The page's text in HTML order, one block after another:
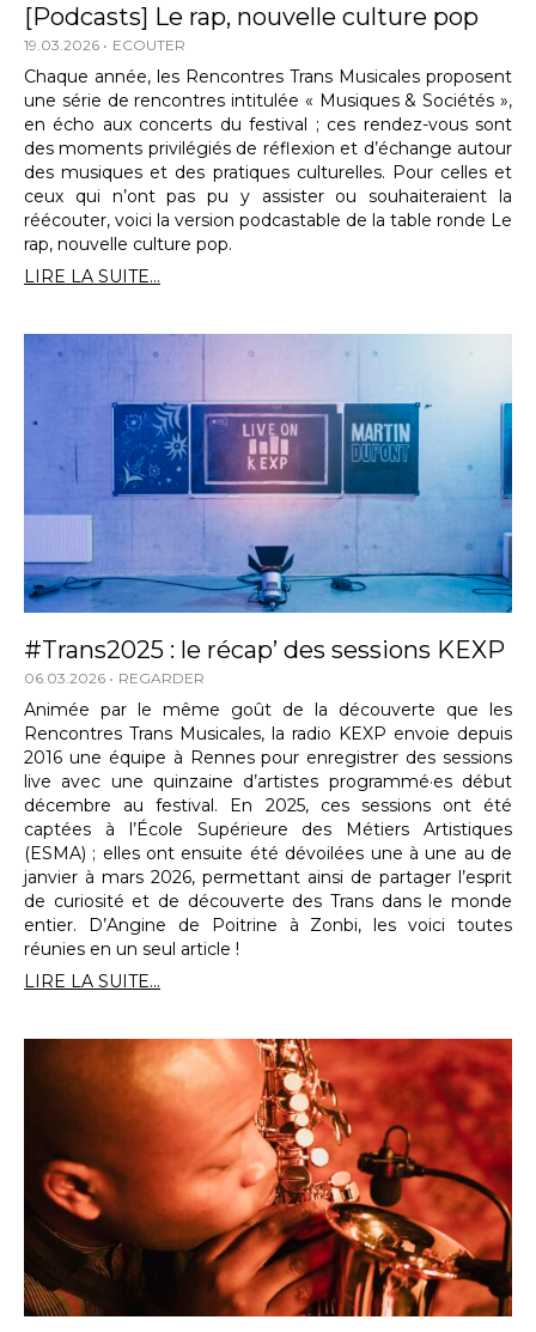
[Podcasts] Le rap, nouvelle culture pop
19.03.2026 ECOUTER
Chaque année, les Rencontres Trans Musicales proposent
une série de rencontres intitulée « Musiques & Sociétés »,
en écho aux concerts du festival ; ces rendez-vous sont
des moments privilégiés de réflexion et d’échange autour
des musiques et des pratiques culturelles. Pour celles et
ceux qui n’ont pas pu y assister ou souhaiteraient la
réécouter, voici la version podcastable de la table ronde Le
rap, nouvelle culture pop.
LIRE LA SUITE...
#Trans2025 : le récap’ des sessions KEXP
06.03.2026 REGARDER
Animée par le même goût de la découverte que les
Rencontres Trans Musicales, la radio KEXP envoie depuis
2016 une équipe à Rennes pour enregistrer des sessions
live avec une quinzaine d’artistes programmé·es début
décembre au festival. En 2025, ces sessions ont été
captées à l’École Supérieure des Métiers Artistiques
(ESMA) ; elles ont ensuite été dévoilées une à une au de
janvier à mars 2026, permettant ainsi de partager l’esprit
de curiosité et de découverte des Trans dans le monde
entier. D’Angine de Poitrine à Zonbi, les voici toutes
réunies en un seul article !
LIRE LA SUITE...